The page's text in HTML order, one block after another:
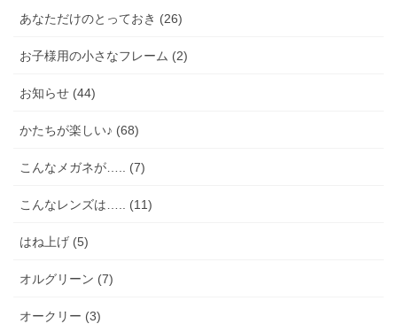
あなただけのとっておき (26)
お子様用の小さなフレーム (2)
お知らせ (44)
かたちが楽しい♪ (68)
こんなメガネが….. (7)
こんなレンズは….. (11)
はね上げ (5)
オルグリーン (7)
オークリー (3)